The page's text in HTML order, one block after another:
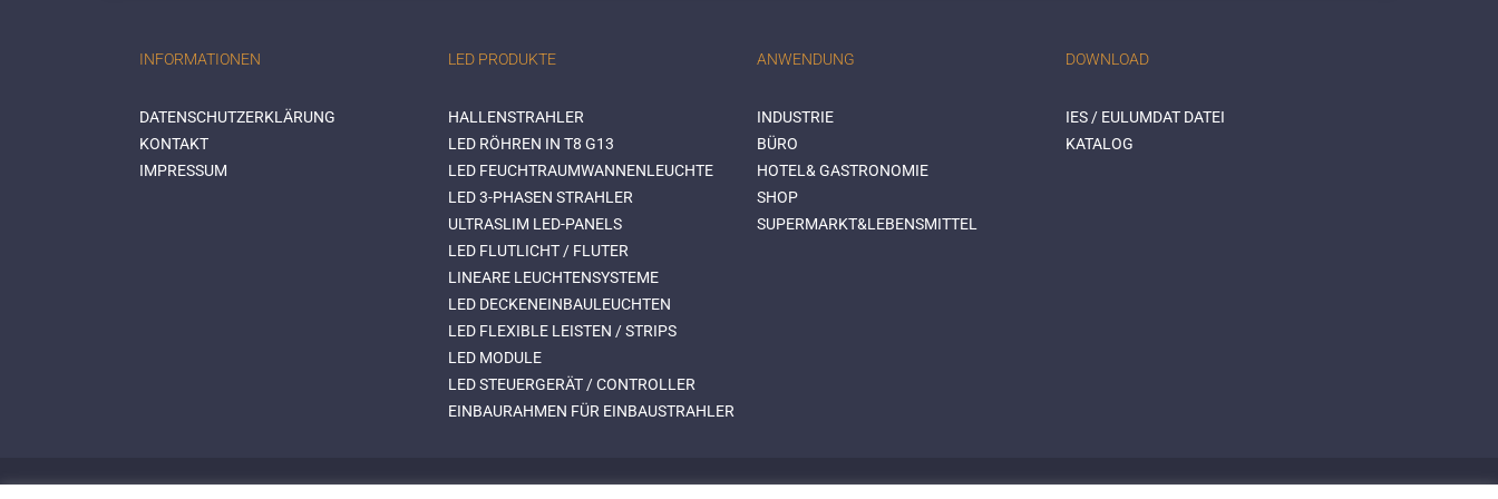
INFORMATIONEN
DATENSCHUTZERKLÄRUNG
KONTAKT
IMPRESSUM
LED PRODUKTE
HALLENSTRAHLER
LED RÖHREN IN T8 G13
LED FEUCHTRAUMWANNENLEUCHTE
LED 3-PHASEN STRAHLER
ULTRASLIM LED-PANELS
LED FLUTLICHT / FLUTER
LINEARE LEUCHTENSYSTEME
LED DECKENEINBAULEUCHTEN
LED FLEXIBLE LEISTEN / STRIPS
LED MODULE
LED STEUERGERÄT / CONTROLLER
EINBAURAHMEN FÜR EINBAUSTRAHLER
ANWENDUNG
INDUSTRIE
BÜRO
HOTEL& GASTRONOMIE
SHOP
SUPERMARKT&LEBENSMITTEL
DOWNLOAD
IES / EULUMDAT DATEI
KATALOG